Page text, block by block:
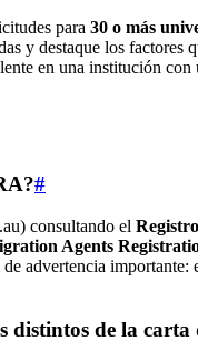
para 30 o más
y destaque los
en una institución
#
consultando el
Agents
advertencia importante:
de la